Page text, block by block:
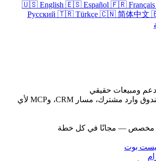
🇺🇸 English 🇪🇸 Español 🇫🇷
Русский 🇹🇷 Türkçe 🇨🇳 简体
ومبيعات حقيقي
حسابات حقيقية، صندوق وارد مشترك، مسار CRM، وMCP لأي
بوت